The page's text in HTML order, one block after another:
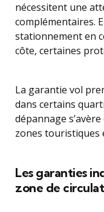
nécessitent une
complémentaires.
stationnement en
côte, certaines
La garantie vol
dans certains
dépannage
zones touristiques
Les garanties
zone de